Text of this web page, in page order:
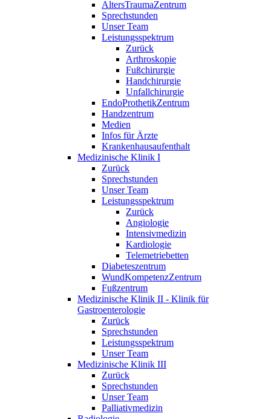
AltersTraumaZentrum
Sprechstunden
Unser Team
Leistungsspektrum
Zurück
Arthroskopie
Fußchirurgie
Handchirurgie
Unfallchirurgie
EndoProthetikZentrum
Handzentrum
Medien
Infos für Ärzte
Krankenhausaufenthalt
Medizinische Klinik I
Zurück
Sprechstunden
Unser Team
Leistungsspektrum
Zurück
Angiologie
Intensivmedizin
Kardiologie
Telemetriebetten
Diabeteszentrum
WundKompetenzZentrum
Fußzentrum
Medizinische Klinik II - Klinik für
Gastroenterologie
Zurück
Sprechstunden
Leistungsspektrum
Unser Team
Medizinische Klinik III
Zurück
Sprechstunden
Unser Team
Palliativmedizin